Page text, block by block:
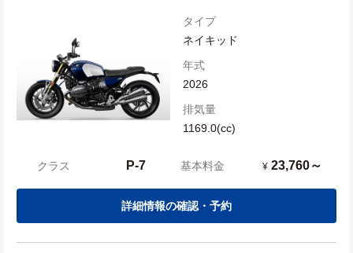
タイプ
ネイキッド
年式
2026
排気量
1169.0(cc)
クラス P-7 基本料金 ¥ 23,760～
詳細情報の確認・予約